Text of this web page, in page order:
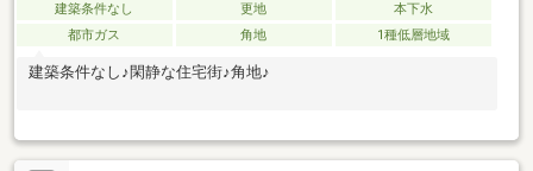
建築条件なし 更地
本下水
都市ガス
角地 1種低層地域
建築条件なし♪閑静な住宅街♪角地♪